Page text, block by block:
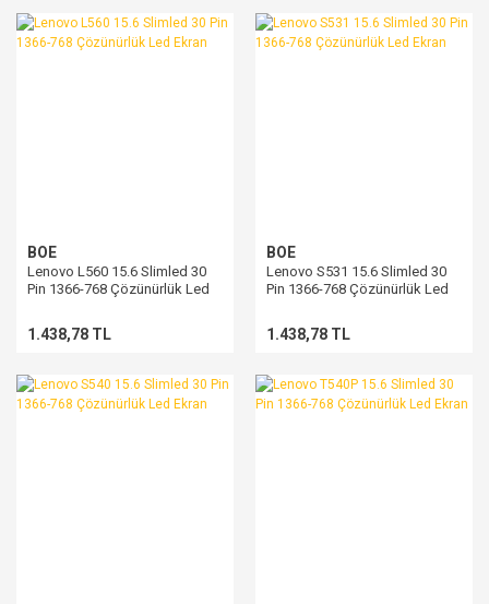
BOE
Lenovo L560 15.6 Slimled 30
Pin 1366-768 Çözünürlük Led
1.438,78 TL
BOE
Lenovo S531 15.6 Slimled 30
Pin 1366-768 Çözünürlük Led
1.438,78 TL